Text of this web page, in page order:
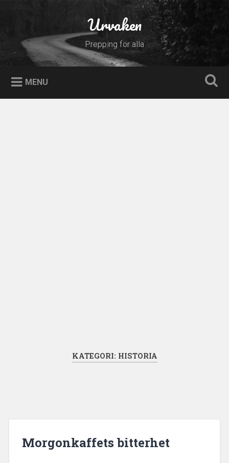
Urvaken
Prepping för alla
MENU
KATEGORI: HISTORIA
Morgonkaffets bitterhet